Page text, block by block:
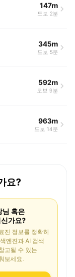
147m
도보 2분
345m
도보 5분
592m
도보 9분
963m
도보 14분
요?
님 혹은
가요?
진 정보를 정확히
엔진과 AI 검색
고될 수 있는
보세요.